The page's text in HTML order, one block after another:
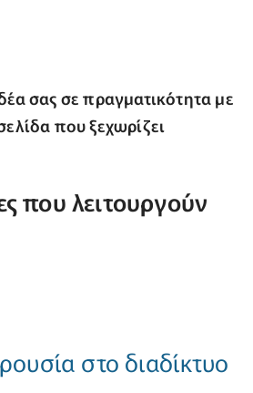
σας σε πραγματικότητα με
που ξεχωρίζει
που λειτουργούν
στο διαδίκτυο